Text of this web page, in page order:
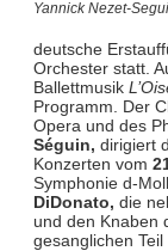
Yannick Nezet-
deutsche
Orchester statt.
Ballettmusik
Programm. Der
Opera und des
Séguin, dirigiert
Konzerten vom
Symphonie d-
DiDonato, die
und den Knaben
gesanglichen Teil